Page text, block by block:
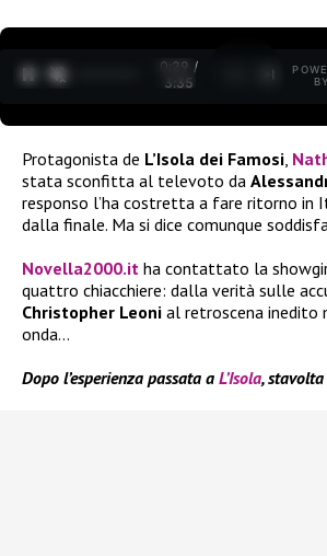
0:30 /
3:35
BY
Protagonista de L’Isola dei Famosi
stata sconfitta al televoto da
responso l’ha costretta a fare ritorno in
dalla finale. Ma si dice comunque
Novella2000.it ha contattato la
quattro chiacchiere: dalla verità sulle
Christopher Leoni al retroscena inedito
onda…
Dopo l’esperienza passata a L’Isola, stavolta